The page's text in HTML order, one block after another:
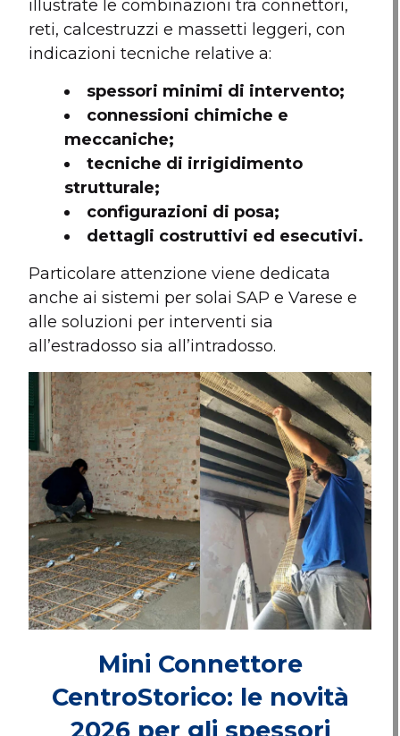
illustrate le combinazioni tra connettori,
reti, calcestruzzi e massetti leggeri, con
indicazioni tecniche relative a:
spessori minimi di intervento;
connessioni chimiche e
meccaniche;
tecniche di irrigidimento
strutturale;
configurazioni di posa;
dettagli costruttivi ed esecutivi.
Particolare attenzione viene dedicata
anche ai sistemi per solai SAP e Varese e
alle soluzioni per interventi sia
all’estradosso sia all’intradosso.
Mini Connettore
CentroStorico: le novità
2026 per gli spessori